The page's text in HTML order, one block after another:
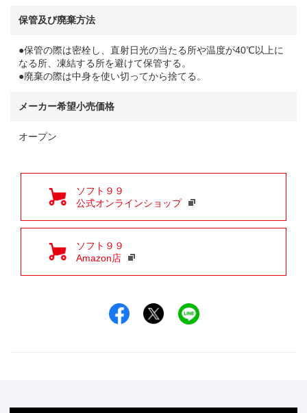
保管及び廃棄方法
●保管の際は密栓し、直射日光の当たる所や温度が40℃以上に
なる所、凍結する所を避けて保管する。
●廃棄の際は中身を使い切ってから捨てる。
メーカー希望小売価格
オープン
ソフト９９
公式オンラインショップ
ソフト９９
Amazon店
Facebookでシェア
XでシェアLINEでシェア